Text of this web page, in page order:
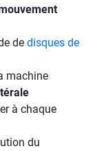
de disques de
machine
à chaque
du